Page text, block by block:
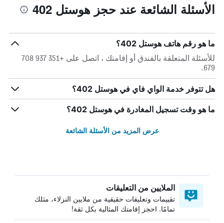
الأسئلة الشائعة عند حجز هوستل 402
ما هو رقم هاتف هوستل 402؟
للأسئلة المتعلقة بالفندق أو إقامتك ، اتصل على +351 937 708
679.
هل تتوفر خدمة الواي فاي في هوستل 402؟
ما هو وقت تسجيل المغادرة في هوستل 402؟
عرض المزيد من الأسئلة الشائعة
الملايين من التعليقات
تقييمات وتعليقات حقيقية من ملايين النزلاء، مثلك
تمامًا. احجز إقامتك المثالية بكل ثقة!